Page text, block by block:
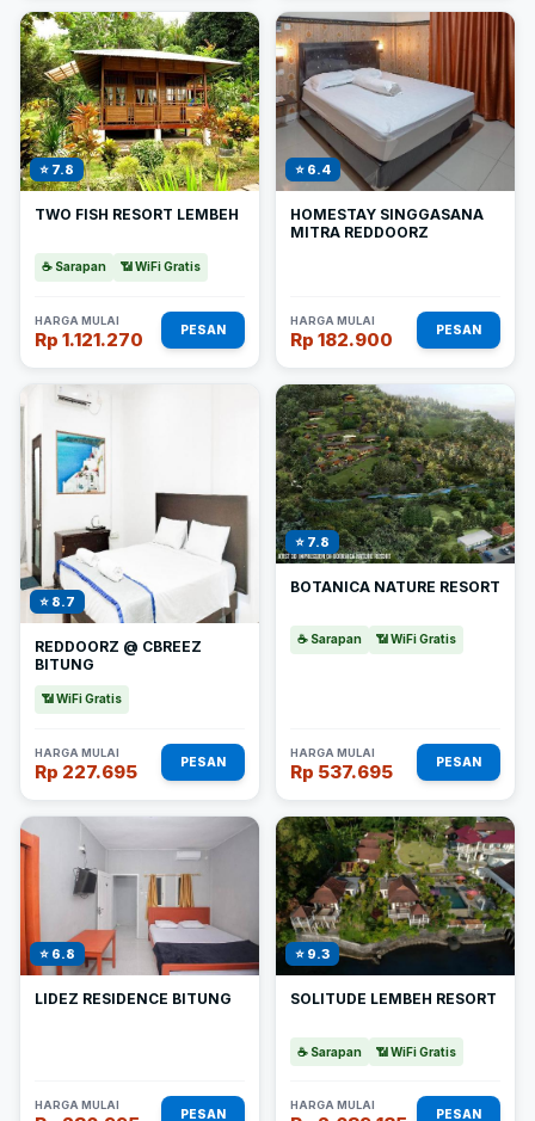
⭐ 7.8
TWO FISH RESORT LEMBEH
☕ Sarapan 📶 WiFi Gratis
HARGA MULAI
Rp 1.121.270 PESAN
⭐ 6.4
HOMESTAY SINGGASANA
MITRA REDDOORZ
HARGA MULAI
Rp 182.900 PESAN
⭐ 8.7
REDDOORZ @ CBREEZ
BITUNG
📶 WiFi Gratis
HARGA MULAI
Rp 227.695 PESAN
⭐ 7.8
BOTANICA NATURE RESORT
☕ Sarapan 📶 WiFi Gratis
HARGA MULAI
Rp 537.695 PESAN
⭐ 6.8
LIDEZ RESIDENCE BITUNG
HARGA MULAI
PESAN
⭐ 9.3
SOLITUDE LEMBEH RESORT
☕ Sarapan 📶 WiFi Gratis
HARGA MULAI
PESAN